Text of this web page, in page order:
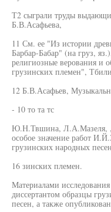
Т2 сыграли труды
Б.В.Асафьева,
11 См. ее "Из истории
Барбар-Бабар" (на груз,
религиозные верования и
грузинских племен",
12 Б.В.Асафьев,
- 10 то та тс
Ю.Н.Твшина, Л.А.Мазеля, ,
особое значение работ
грузинских народных
16 зинских племен.
Материалами
диссертантом образцы
песен, а также